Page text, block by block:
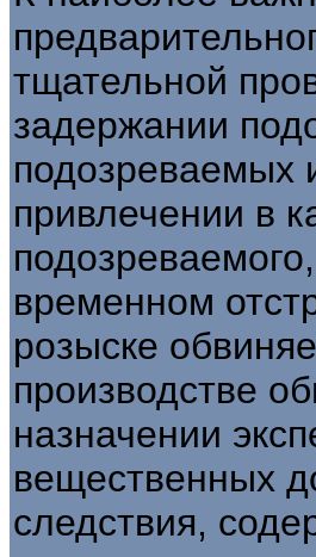
тщательной
задержании
подозреваемых
привлечении в
временном
розыске
производстве
назначении
вещественных
следствия,